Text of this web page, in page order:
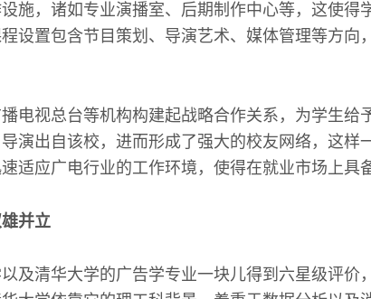
施，诸如专业演播室、后期制作中心等，这使得
设置包含节目策划、导演艺术、媒体管理等方向
电视总台等机构构建起战略合作关系，为学生给
演出自该校，进而形成了强大的校友网络，这样
适应广电行业的工作环境，使得在就业市场上具
并立
及清华大学的广告学专业一块儿得到六星级评价